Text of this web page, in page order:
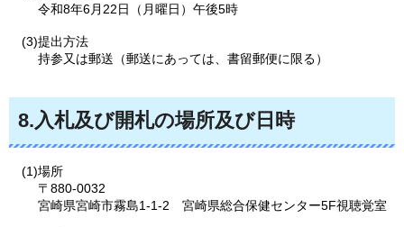
令和8年6月22日（月曜日）午後5時
(3)提出方法
持参又は郵送（郵送にあっては、書留郵便に限る）
8.入札及び開札の場所及び日時
(1)場所
〒880-0032
宮崎県宮崎市霧島1-1-2
宮崎県総合保健センター5F視聴覚室